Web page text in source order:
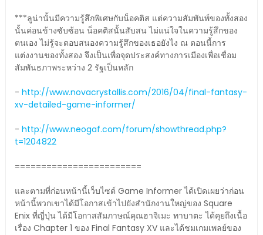
***ลูน่านั้นมีความรู้สึกพิเศษกับน็อคติส แต่ความสัมพันพ์ของทั้งสอง
นั้นค่อนข้างซับซ้อน น็อคติสนั้นสับสน ไม่แน่ใจในความรู้สึกของ
ตนเอง ไม่รู้จะตอบสนองความรู้สึกของเธอยังไง ณ ตอนนี้การ
แต่งงานของทั้งสอง จึงเป็นเพื่อจุดประสงค์ทางการเมืองเพื่อเชื่อม
สัมพันธภาพระหว่าง 2 รัฐเป็นหลัก
- http://www.novacrystallis.com/2016/04/final-fantasy-
xv-detailed-game-informer/
- http://www.neogaf.com/forum/showthread.php?
t=1204822
========================
และตามที่ก่อนหน้านี้เว็บไซต์ Game Informer ได้เปิดเผยว่าก่อน
หน้านี้พวกเขาได้มีโอกาสเข้าไปยังสำนักงานใหญ่ของ Square
Enix ที่ญี่ปุ่น ได้มีโอกาสสัมภาษณ์คุณฮาจิเมะ ทาบาตะ ได้คุยถึงเนื้อ
เรื่อง Chapter 1 ของ Final Fantasy XV และได้ชมเกมเพลย์ของ